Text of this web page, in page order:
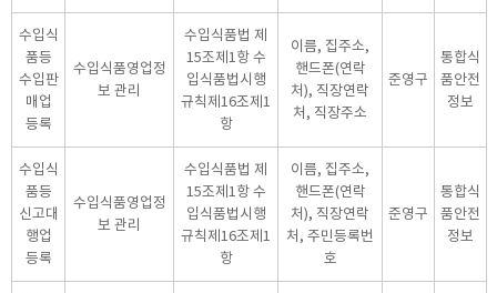
수입식
품등
수입판
매업
등록
수입식품영업정
보 관리
수입식품법 제
15조제1항 수
입식품법시행
규칙제16조제1
항
이름, 집주소,
핸드폰(연락
처), 직장연락
처, 직장주소
준영구
통합식
품안전
정보
수입식
품등
신고대
행업
등록
수입식품영업정
보 관리
수입식품법 제
15조제1항 수
입식품법시행
규칙제16조제1
항
이름, 집주소,
핸드폰(연락
처), 직장연락
처, 주민등록번
호
준영구
통합식
품안전
정보